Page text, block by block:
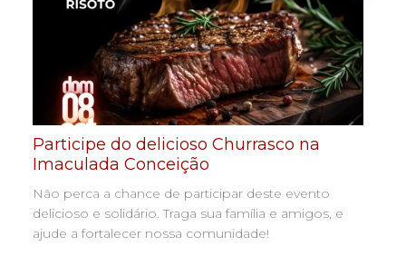
Participe do delicioso Churrasco na
Imaculada Conceição
Não perca a chance de participar deste evento
delicioso e solidário. Traga sua família e amigos, e
ajude a fortalecer nossa comunidade!